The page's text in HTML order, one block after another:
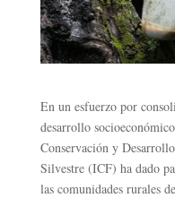
En un esfuerzo por
desarrollo
Conservación y
Silvestre (ICF) ha dado
las comunidades rurales